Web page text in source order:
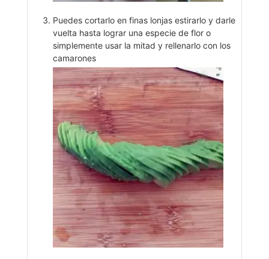
Puedes cortarlo en finas lonjas estirarlo y darle
vuelta hasta lograr una especie de flor o
simplemente usar la mitad y rellenarlo con los
camarones